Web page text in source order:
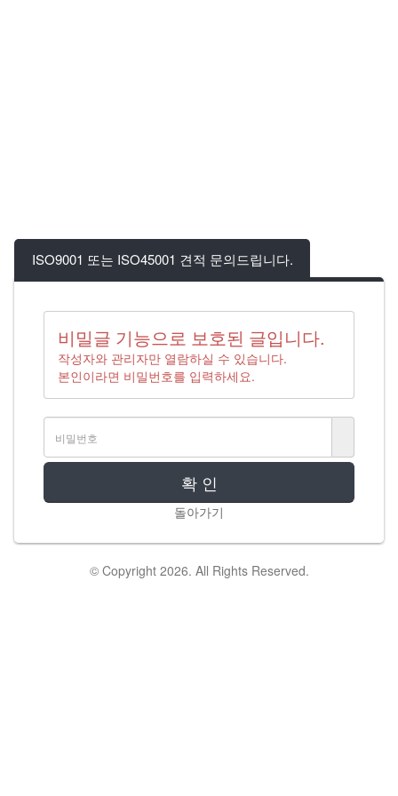
ISO9001 또는 ISO45001 견적 문의드립니다.
비밀글 기능으로 보호된 글입니다.
작성자와 관리자만 열람하실 수 있습니다.
본인이라면 비밀번호를 입력하세요.
확 인
돌아가기
© Copyright 2026. All Rights Reserved.